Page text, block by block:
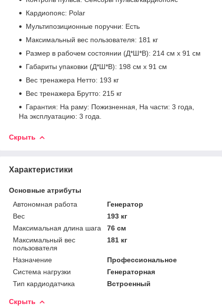
Кардиопояс: Polar
Мультипозиционные поручни: Есть
Максимальный вес пользователя: 181 кг
Размер в рабочем состоянии (Д*Ш*В): 214 см x 91 см
Габариты упаковки (Д*Ш*В): 198 см x 91 см
Вес тренажера Нетто: 193 кг
Вес тренажера Брутто: 215 кг
Гарантия: На раму: Пожизненная, На части: 3 года,
На эксплуатацию: 3 года.
Скрыть
Характеристики
Основные атрибуты
Автономная работа
Генератор
Вес
193 кг
Максимальная длина шага
76 см
Максимальный вес
пользователя
181 кг
Назначение
Профессиональное
Система нагрузки
Генераторная
Тип кардиодатчика
Встроенный
Скрыть